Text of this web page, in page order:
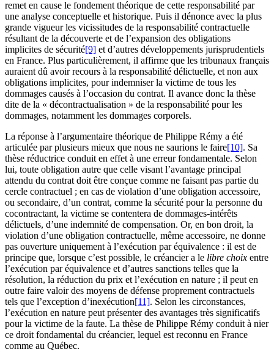
remet en cause le fondement théorique de cette responsabilité par
une analyse conceptuelle et historique. Puis il dénonce avec la plus
grande vigueur les vicissitudes de la responsabilité contractuelle
résultant de la découverte et de l’expansion des obligations
implicites de sécurité[9] et d’autres développements jurisprudentiels
en France. Plus particulièrement, il affirme que les tribunaux français
auraient dû avoir recours à la responsabilité délictuelle, et non aux
obligations implicites, pour indemniser la victime de tous les
dommages causés à l’occasion du contrat. Il avance donc la thèse
dite de la « décontractualisation » de la responsabilité pour les
dommages, notamment les dommages corporels.
La réponse à l’argumentaire théorique de Philippe Rémy a été
articulée par plusieurs mieux que nous ne saurions le faire[10]. Sa
thèse réductrice conduit en effet à une erreur fondamentale. Selon
lui, toute obligation autre que celle visant l’avantage principal
attendu du contrat doit être conçue comme ne faisant pas partie du
cercle contractuel ; en cas de violation d’une obligation accessoire,
ou secondaire, d’un contrat, comme la sécurité pour la personne du
cocontractant, la victime se contentera de dommages-intérêts
délictuels, d’une indemnité de compensation. Or, en bon droit, la
violation d’une obligation contractuelle, même accessoire, ne donne
pas ouverture uniquement à l’exécution par équivalence : il est de
principe que, lorsque c’est possible, le créancier a le libre choix entre
l’exécution par équivalence et d’autres sanctions telles que la
résolution, la réduction du prix et l’exécution en nature ; il peut en
outre faire valoir des moyens de défense proprement contractuels
tels que l’exception d’inexécution[11]. Selon les circonstances,
l’exécution en nature peut présenter des avantages très significatifs
pour la victime de la faute. La thèse de Philippe Rémy conduit à nier
ce droit fondamental du créancier, lequel est reconnu en France
comme au Québec.